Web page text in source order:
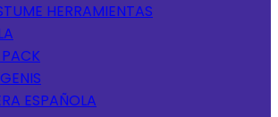
HERRAMIENTAS
ESPAÑOLA